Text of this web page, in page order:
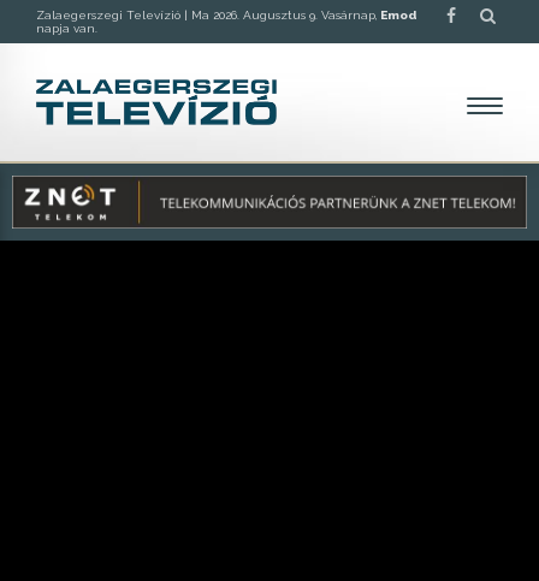
Zalaegerszegi Televízió | Ma 2026. Augusztus 9. Vasárnap, Emod
napja van.